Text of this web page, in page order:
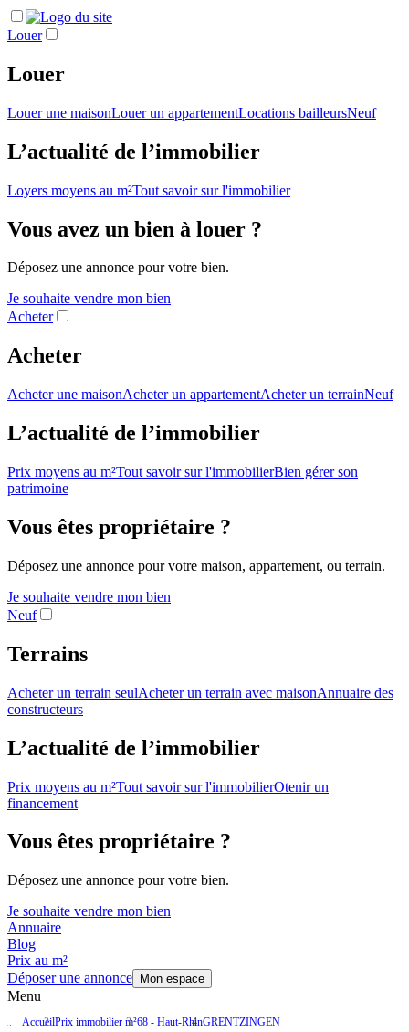
Louer
Louer
Louer une maisonLouer un appartementLocations bailleursNeuf
L’actualité de l’immobilier
Loyers moyens au m²Tout savoir sur l'immobilier
Vous avez un bien à louer ?
Déposez une annonce pour votre bien.
Je souhaite vendre mon bien
Acheter
Acheter
Acheter une maisonAcheter un appartementAcheter un terrainNeuf
L’actualité de l’immobilier
Prix moyens au m²Tout savoir sur l'immobilierBien gérer son
patrimoine
Vous êtes propriétaire ?
Déposez une annonce pour votre maison, appartement, ou terrain.
Je souhaite vendre mon bien
Neuf
Terrains
Acheter un terrain seulAcheter un terrain avec maisonAnnuaire des
constructeurs
L’actualité de l’immobilier
Prix moyens au m²Tout savoir sur l'immobilierOtenir un
financement
Vous êtes propriétaire ?
Déposez une annonce pour votre bien.
Je souhaite vendre mon bien
Annuaire
Blog
Prix au m²
Déposer une annonce
Mon espace
Menu
AccueilPrix immobilier m²68 - Haut-RhinGRENTZINGEN